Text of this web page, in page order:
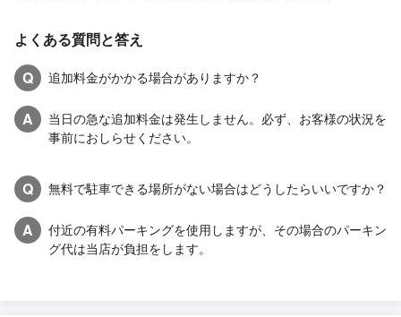
よくある質問と答え
Q
追加料金がかかる場合がありますか？
A
当日の急な追加料金は発生しません。必ず、お客様の状況を
事前におしらせください。
Q 無料で駐車できる場所がない場合はどうしたらいいですか？
A
付近の有料パーキングを使用しますが、その場合のパーキン
グ代は当店が負担をします。